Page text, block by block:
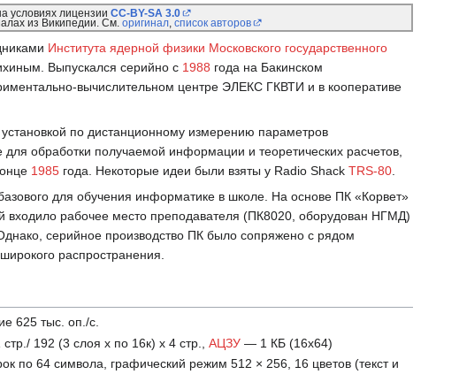
условиях лицензии CC-BY-SA 3.0
из Википедии. См. оригинал список авторов
Института ядерной физики Московского государственного
Выпускался серийно с 1988 года на Бакинском
вычислительном центре ЭЛЕКС ГКВТИ и в кооперативе
по дистанционному измерению параметров
обработки получаемой информации и теоретических расчетов,
1985 года. Некоторые идеи были взяты у Radio Shack TRS-80
для обучения информатике в школе. На основе ПК «Корвет»
входило рабочее место преподавателя (ПК8020, оборудован НГМД)
Однако, серийное производство ПК было сопряжено с рядом
распространения.
625 тыс. оп./с.
192 (3 слоя х по 16к) х 4 стр.,АЦЗУ — 1 КБ (16х64)
по 64 символа, графический режим 512 × 256, 16 цветов (текст и